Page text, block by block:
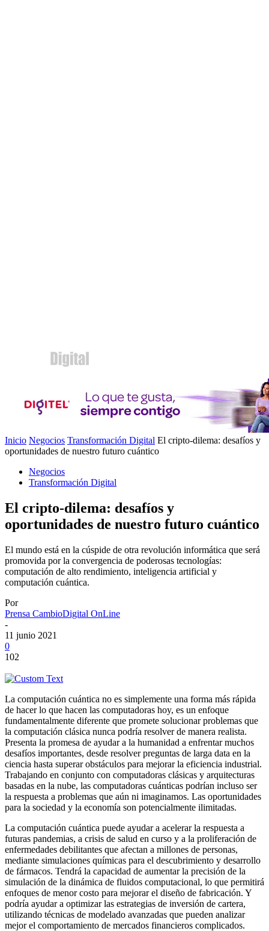
Inicio Negocios Transformación Digital El cripto-dilema: desafíos y
oportunidades de nuestro futuro cuántico
Negocios
Transformación Digital
El cripto-dilema: desafíos y
oportunidades de nuestro futuro cuántico
El mundo está en la cúspide de otra revolución informática que será
promovida por la convergencia de poderosas tecnologías:
computación de alto rendimiento, inteligencia artificial y
computación cuántica.
Por
Prensa CambioDigital OnLine
-
11 junio 2021
0
102
La computación cuántica no es simplemente una forma más rápida
de hacer lo que hacen las computadoras hoy, es un enfoque
fundamentalmente diferente que promete solucionar problemas que
la computación clásica nunca podría resolver de manera realista.
Presenta la promesa de ayudar a la humanidad a enfrentar muchos
desafíos importantes, desde resolver preguntas de larga data en la
ciencia hasta superar obstáculos para mejorar la eficiencia industrial.
Trabajando en conjunto con computadoras clásicas y arquitecturas
basadas en la nube, las computadoras cuánticas podrían incluso ser
la respuesta a problemas que aún ni imaginamos. Las oportunidades
para la sociedad y la economía son potencialmente ilimitadas.
La computación cuántica puede ayudar a acelerar la respuesta a
futuras pandemias, a crisis de salud en curso y a la proliferación de
enfermedades debilitantes que afectan a millones de personas,
mediante simulaciones químicas para el descubrimiento y desarrollo
de fármacos. Tendrá la capacidad de aumentar la precisión de la
simulación de la dinámica de fluidos computacional, lo que permitirá
enfoques de menor costo para mejorar el diseño de fabricación. Y
podría ayudar a optimizar las estrategias de inversión de cartera,
utilizando técnicas de modelado avanzadas que pueden analizar
mejor el comportamiento de mercados financieros complicados.